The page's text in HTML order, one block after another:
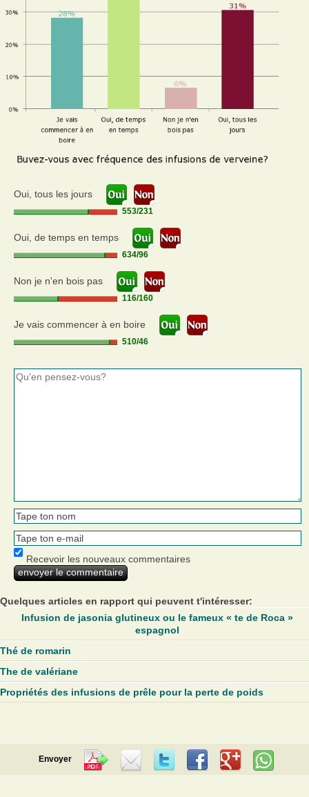
Oui, tous les jours
553/231
Oui, de temps en temps
634/96
Non je n'en bois pas
116/160
Je vais commencer à en boire
510/46
Recevoir les nouveaux commentaires
Quelques articles en rapport qui peuvent t'intéresser:
Infusion de jasonia glutineux ou le fameux « te de Roca »
espagnol
Thé de romarin
The de valériane
Propriétés des infusions de prêle pour la perte de poids
Envoyer